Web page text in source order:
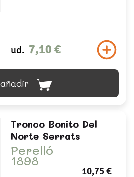
ud. 7,10 €
añadir
Tronco Bonito Del
Norte Serrats
Perelló
1898
10,75 €